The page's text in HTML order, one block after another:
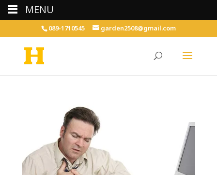
089-1710545 garden2508@gmail.com
MENU